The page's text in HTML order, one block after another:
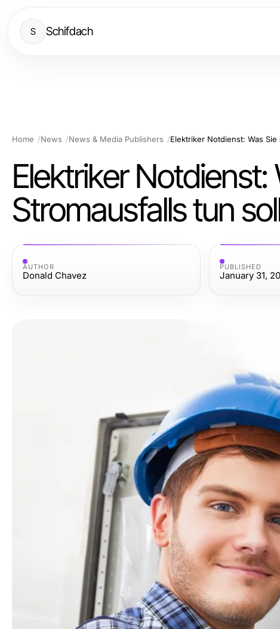
S Schifdach
Home News News & Media Publishers Elektriker Notdienst: Was
Elektriker Notdienst:
Stromausfalls tun
AUTHOR
Donald Chavez
PUBLISHED
January 31,